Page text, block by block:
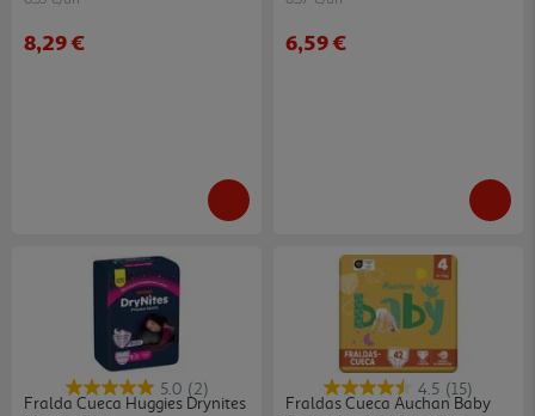
8,29 € 6,59 €
5.0 (2)
Fralda Cueca Huggies Drynites
4.5 (15)
Fraldas Cueca Auchan Baby